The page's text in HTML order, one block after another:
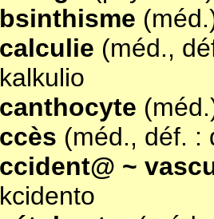
(méd.,
(méd., déf. :
~